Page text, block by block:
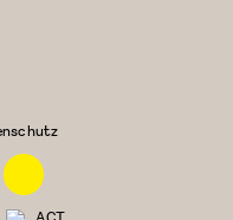
Linkedin